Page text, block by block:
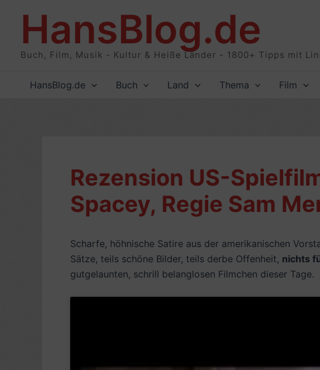
HansBlog.de
Buch, Film, Musik - Kultur & Heiße Länder - 1800+ Tipps mit
HansBlog.de Buch Land Thema Film
Rezension US-
Spacey, Regie Sam
Scharfe, höhnische Satire aus der amerikanischen
Sätze, teils schöne Bilder, teils derbe Offenheit, nichts
gutgelaunten, schrill belanglosen Filmchen dieser Tage.